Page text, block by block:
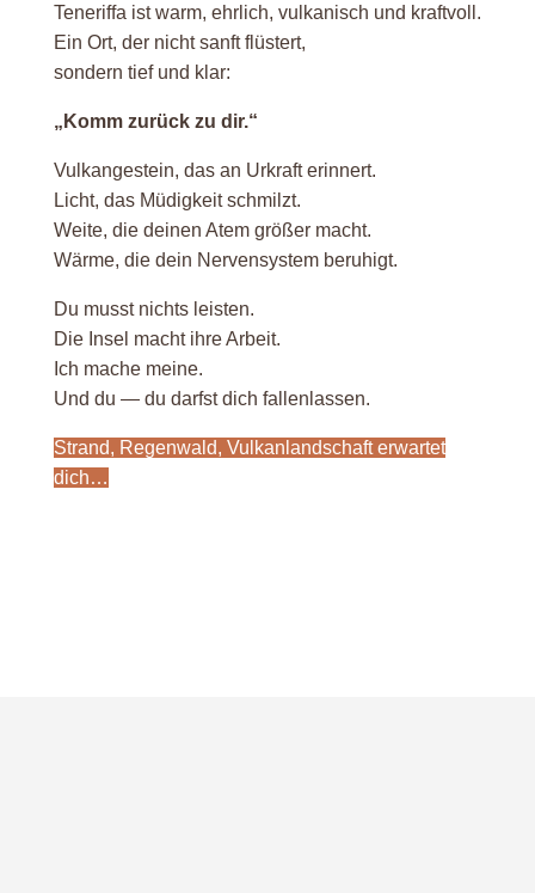
Teneriffa ist warm, ehrlich, vulkanisch und kraftvoll.
Ein Ort, der nicht sanft flüstert,
sondern tief und klar:
„Komm zurück zu dir.“
Vulkangestein, das an Urkraft erinnert.
Licht, das Müdigkeit schmilzt.
Weite, die deinen Atem größer macht.
Wärme, die dein Nervensystem beruhigt.
Du musst nichts leisten.
Die Insel macht ihre Arbeit.
Ich mache meine.
Und du — du darfst dich fallenlassen.
Strand, Regenwald, Vulkanlandschaft erwartet
dich…